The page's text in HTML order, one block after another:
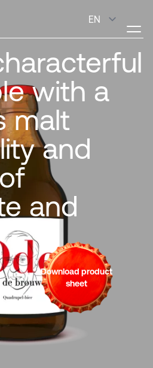
Download product
sheet
with a
malt
and
and